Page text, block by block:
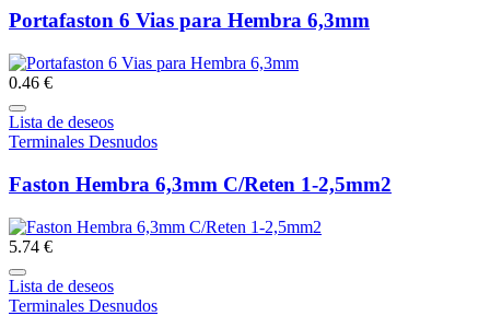
Portafaston 6 Vias para Hembra 6,3mm
0.46 €
Lista de deseos
Terminales Desnudos
Faston Hembra 6,3mm C/Reten 1-2,5mm2
5.74 €
Lista de deseos
Terminales Desnudos